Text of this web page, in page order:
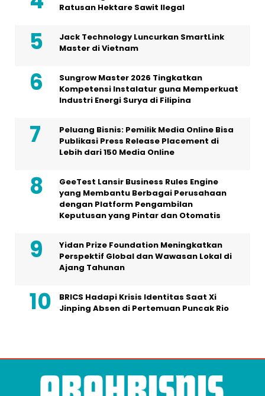
Ratusan Hektare Sawit Ilegal
Jack Technology Luncurkan SmartLink
Master di Vietnam
Sungrow Master 2026 Tingkatkan
Kompetensi Instalatur guna Memperkuat
Industri Energi Surya di Filipina
Peluang Bisnis: Pemilik Media Online Bisa
Publikasi Press Release Placement di
Lebih dari 150 Media Online
GeeTest Lansir Business Rules Engine
yang Membantu Berbagai Perusahaan
dengan Platform Pengambilan
Keputusan yang Pintar dan Otomatis
Yidan Prize Foundation Meningkatkan
Perspektif Global dan Wawasan Lokal di
Ajang Tahunan
BRICS Hadapi Krisis Identitas Saat Xi
Jinping Absen di Pertemuan Puncak Rio